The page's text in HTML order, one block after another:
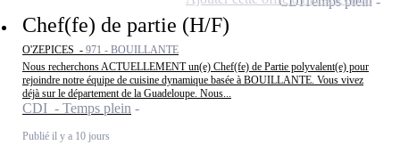
Chef(fe) de partie (H/F)
O'ZEPICES - 971 - BOUILLANTE
Nous recherchons ACTUELLEMENT un(e) Chef(fe) de Partie polyvalent(e) pour
rejoindre notre équipe de cuisine dynamique basée à BOUILLANTE. Vous vivez
déjà sur le département de la Guadeloupe. Nous...
CDI - Temps plein
Publié il y a 10 jours